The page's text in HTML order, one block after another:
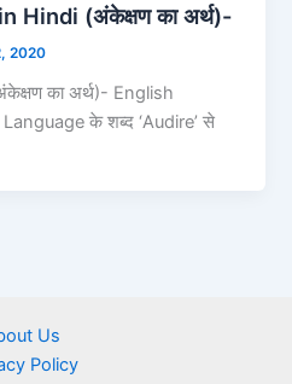
Hindi (अंकेक्षण का अर्थ)-
2020
का अर्थ)- English
के शब्द ‘Audire’ से
Us
Policy